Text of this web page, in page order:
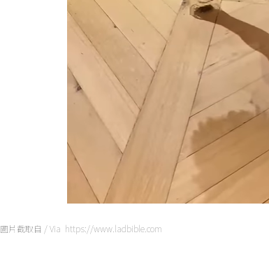
圖片截取自 / Via https://www.ladbible.com